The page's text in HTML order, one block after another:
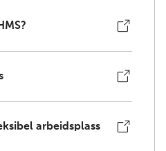
arbeidsplass